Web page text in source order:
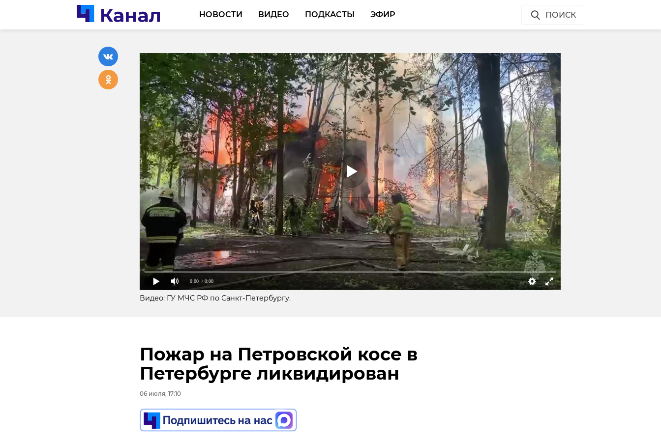
НОВОСТИ ВИДЕО ПОДКАСТЫ ЭФИР ПОИСК
0:00 / 0:00
Видео: ГУ МЧС РФ по Санкт-Петербургу.
Пожар на Петровской косе в
Петербурге ликвидирован
06 июля, 17:10
Житель Гатчинского округа
обратился на прямую линию с
просьбой обустроить детскую
площадку
06 июля, 16:51
В понедельник, 6 июля, губернатор Ленинградской области Александр
Дрозденко отвечает на звонки в рамках прямой телефонной линии.